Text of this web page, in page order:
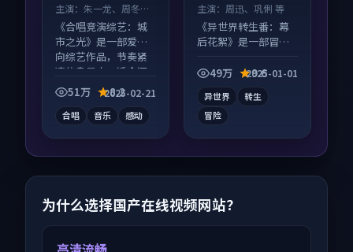
主演： 朱一龙、周冬雨
等
《合唱竞演综艺：城
市之光》是一部爱情
向综艺作品，节奏紧
凑信息量大，适合沉
浸式追看。
51万 8.2
2025-02-21
合唱 音乐 感动
主演： 周迅、巩俐 等
《异世界转生番：幕
后花絮》是一部冒险
论度高，适合配弹幕
49万 9.6
2025-01-01
异世界
转生
冒险
为什么选择国产在线视频网站？